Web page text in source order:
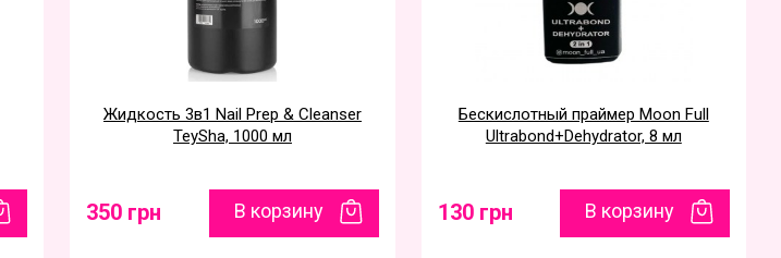
Жидкость 3в1 Nail Prep & Cleanser
TeySha, 1000 мл
350 грн В корзину
Бескислотный праймер Moon Full
Ultrabond+Dehydrator, 8 мл
130 грн В корзину